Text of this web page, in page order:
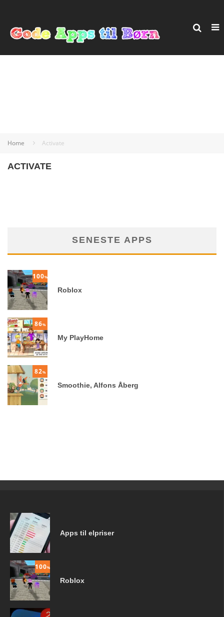
Home Activate
ACTIVATE
SENESTE APPS
100%
Roblox
86%
My PlayHome
82%
Smoothie, Alfons Åberg
Apps til elpriser
100%
Roblox